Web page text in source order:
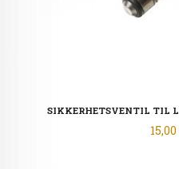
SIKKERHETSVENTIL TIL
15,00